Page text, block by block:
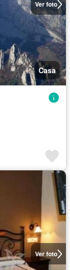
Ver foto
Casa
Ver foto